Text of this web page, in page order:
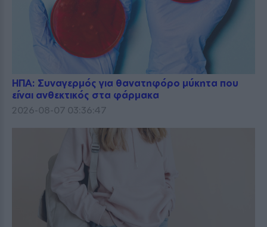
ΗΠΑ: Συναγερμός για θανατηφόρο μύκητα που
είναι ανθεκτικός στα φάρμακα
2026-08-07 03:36:47